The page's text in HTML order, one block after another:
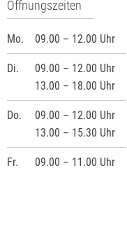
Öffnungszeiten
Mo. 09.00 – 12.00 Uhr
Di.
09.00 – 12.00 Uhr
13.00 – 18.00 Uhr
Do.
09.00 – 12.00 Uhr
13.00 – 15.30 Uhr
Fr. 09.00 – 11.00 Uhr